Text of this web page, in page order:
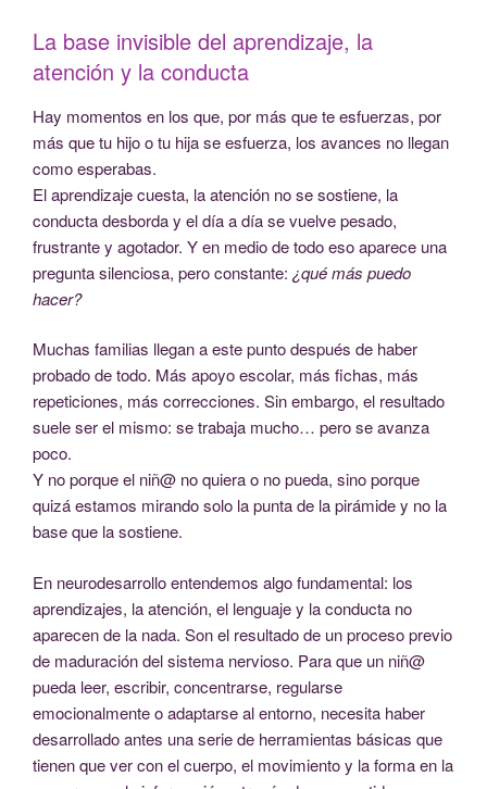
La base invisible del aprendizaje, la
atención y la conducta
Hay momentos en los que, por más que te esfuerzas, por
más que tu hijo o tu hija se esfuerza, los avances no llegan
como esperabas.
El aprendizaje cuesta, la atención no se sostiene, la
conducta desborda y el día a día se vuelve pesado,
frustrante y agotador. Y en medio de todo eso aparece una
pregunta silenciosa, pero constante: ¿qué más puedo
hacer?
Muchas familias llegan a este punto después de haber
probado de todo. Más apoyo escolar, más fichas, más
repeticiones, más correcciones. Sin embargo, el resultado
suele ser el mismo: se trabaja mucho… pero se avanza
poco.
Y no porque el niñ@ no quiera o no pueda, sino porque
quizá estamos mirando solo la punta de la pirámide y no la
base que la sostiene.
En neurodesarrollo entendemos algo fundamental: los
aprendizajes, la atención, el lenguaje y la conducta no
aparecen de la nada. Son el resultado de un proceso previo
de maduración del sistema nervioso. Para que un niñ@
pueda leer, escribir, concentrarse, regularse
emocionalmente o adaptarse al entorno, necesita haber
desarrollado antes una serie de herramientas básicas que
tienen que ver con el cuerpo, el movimiento y la forma en la